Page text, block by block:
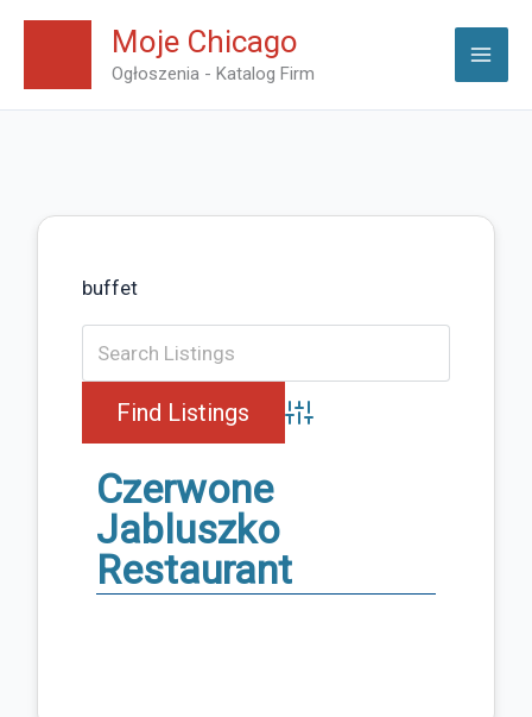
Skip
Moje Chicago
Ogłoszenia - Katalog Firm
buffet
Advanced Search
Czerwone
Jabluszko
Restaurant